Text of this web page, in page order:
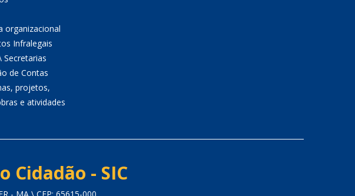
organizacional
Infralegais
Secretarias
de Contas
projetos,
e atividades
Cidadão - SIC